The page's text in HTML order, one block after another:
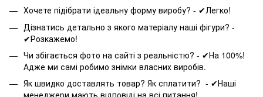
Хочете підібрати ідеальну форму виробу? - ✔Легко!
Дізнатись детально з якого матеріалу наші фігури? -
✔Розкажемо!
Чи збігається фото на сайті з реальністю? - ✔На 100%!
Адже ми самі робимо знімки власних виробів.
Як швидко доставлять товар? Як сплатити? - ✔Наші